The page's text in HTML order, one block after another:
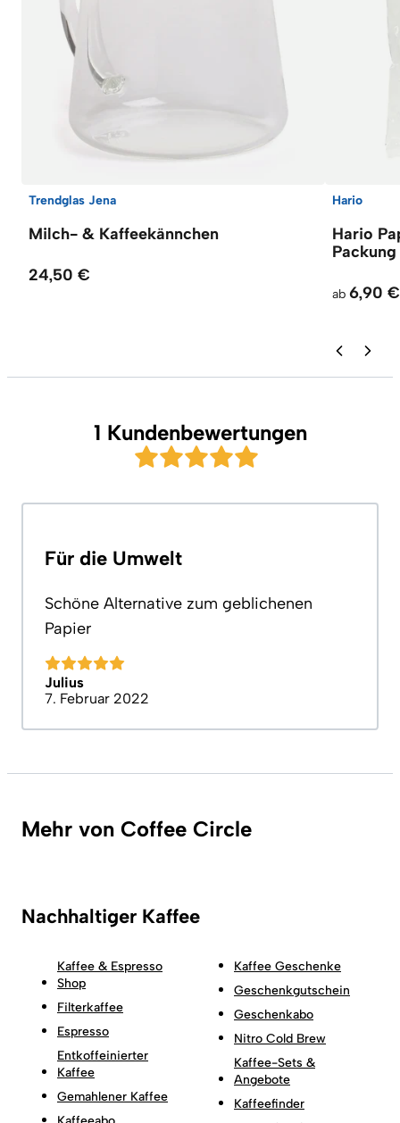
Trendglas Jena
Milch- & Kaffeekännchen
24,50 €
Hario
Hario
Packung
ab 6,90 €
1 Kundenbewertungen
Für die Umwelt
Schöne Alternative zum geblichenen
Papier
Julius
7. Februar 2022
Mehr von Coffee Circle
Nachhaltiger Kaffee
Kaffee & Espresso
Shop
Filterkaffee
Espresso
Entkoffeinierter
Kaffee
Gemahlener Kaffee
Kaffee Geschenke
Geschenkgutschein
Geschenkabo
Nitro Cold Brew
Kaffee-Sets &
Angebote
Kaffeefinder